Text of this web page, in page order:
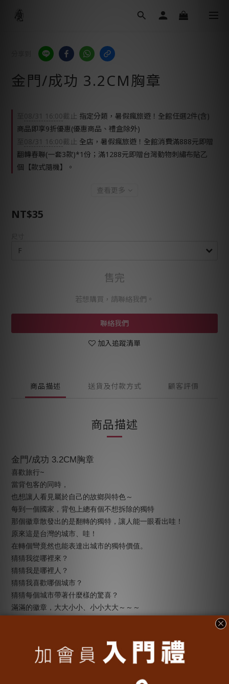
金門/成功 3.2CM胸章
08/31 16:00截止 指定分類，暑假瘋旅遊！全館任選2件(含)
商品即享9折優惠(優惠商品、禮盒除外)
08/31 16:00截止 全店，暑假瘋旅遊！全館消費滿888元即贈
翻轉春聯(一套3款)*1份；滿1288元即贈台灣動物刺繡布貼乙
個【款式隨機】。
查看更多
NT$35
售完
若想購買，請聯絡我們。
聯絡我們
加入追蹤清單
商品描述 送貨及付款方式 顧客評價
商品描述
金門/成功 3.2CM胸章
喜歡旅行~
當背包客的同時，
也想讓人看見屬於自己的故鄉與特色～
每到一個國家，背包上總有個不想拆除的獨特
那個徽章散發出的是翻轉的獨特，讓人能一眼看出哇！
原來這是台灣的城市、哇！
在轉個彎竟然也能表達出城市的獨特價值。
猜猜我從哪裡來？
猜猜我是哪裡人？
猜猜我喜歡哪個城市？
猜猜每個城市帶著什麼樣的驚喜？
滿滿的徽章，大大小小、小小大大～～～
【商品組合、產地、材質】
商品組合：金門/成功 3.2CM胸章